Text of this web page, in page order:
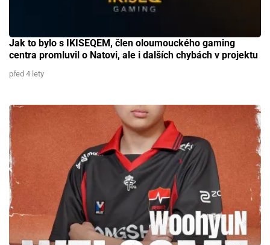
Jak to bylo s IKISEQEM, člen oloumouckého gaming
centra promluvil o Natovi, ale i dalších chybách v projektu
před 4 lety